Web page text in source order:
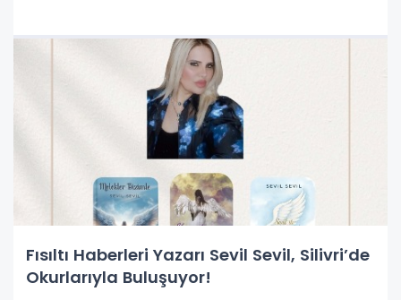
Fısıltı Haberleri Yazarı Sevil Sevil, Silivri’de
Okurlarıyla Buluşuyor!